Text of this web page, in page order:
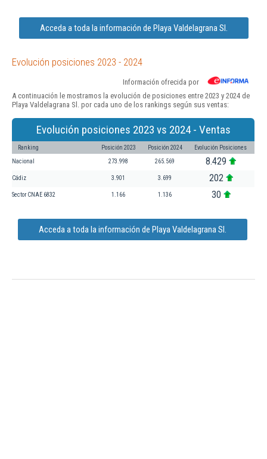
Acceda a toda la información de Playa Valdelagrana Sl.
Evolución posiciones 2023 - 2024
Información ofrecida por
A continuación le mostramos la evolución de posiciones entre 2023 y 2024 de
Playa Valdelagrana Sl. por cada uno de los rankings según sus ventas:
Evolución posiciones 2023 vs 2024 - Ventas
Ranking Posición 2023 Posición 2024 Evolución Posiciones
Nacional 273.998 265.569 8.429
Cádiz 3.901 3.699 202
Sector CNAE 6832 1.166 1.136 30
Acceda a toda la información de Playa Valdelagrana Sl.